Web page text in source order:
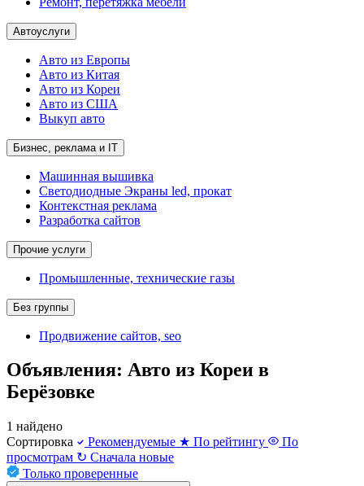
Автоуслуги
Авто из Европы
Авто из Китая
Авто из Кореи
Авто из США
Выкуп авто
Бизнес, реклама и IT
Машинная вышивка
Светодиодные Экраны led, прокат
Контекстная реклама
Разработка сайтов
Прочие услуги
Промышленные, технические газы
Без группы
Продвижение сайтов, seo
Объявления: Авто из Кореи в
Берёзовке
1 найдено
Сортировка
Рекомендуемые ★ По рейтингу
По
просмотрам ↻ Сначала новые
Только проверенные